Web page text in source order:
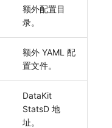
额外配置目
录。
额外 YAML 配
置文件。
DataKit
StatsD 地
址。